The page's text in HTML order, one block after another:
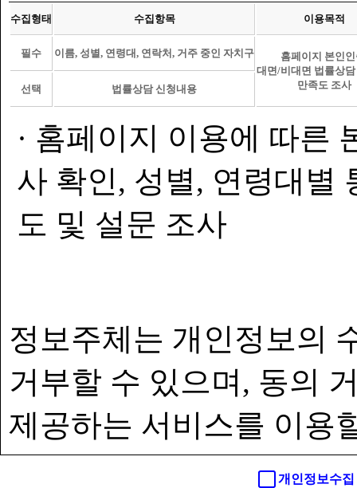
수집형태 수집항목 이용목적
필수 이름, 성별, 연령대, 연락처, 거주 중인 자치구
홈페이지 본인인
대면/비대면 법률상
만족도 조사
선택 법률상담 신청내용
· 홈페이지 이용에 따른
사 확인, 성별, 연령대별
도 및 설문 조사
정보주체는 개인정보의
거부할 수 있으며, 동의
제공하는 서비스를 이용
개인정보수